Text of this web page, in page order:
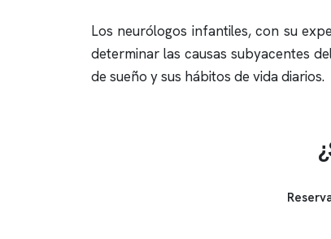
Los neurólogos infantiles, con su
determinar las causas subyacentes
de sueño y sus hábitos de vida diarios.